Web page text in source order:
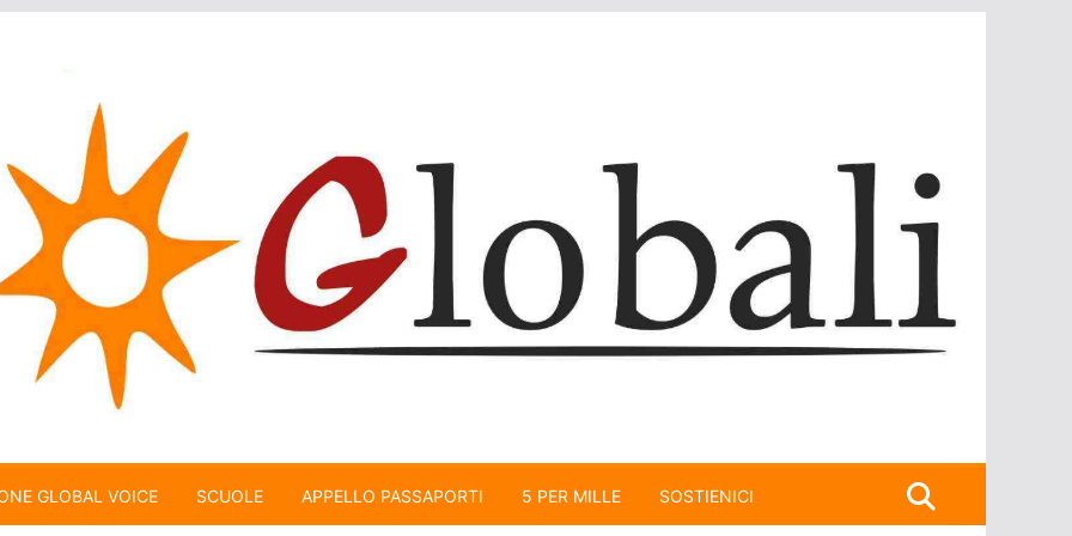
GLOBAL VOICE SCUOLE APPELLO PASSAPORTI 5 PER MILLE SOSTIENICI